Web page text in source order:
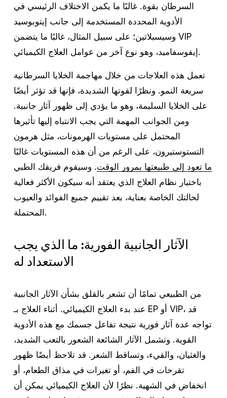
السرطان بقوة. غالبًا ما يكمن الاختلاف الرئيسي في
الأدوية المحددة المستخدمة إلى جانب إيتوبوسيد
وسيسبلاتين؛ على سبيل المثال، غالبًا ما يتضمن VIP
إيفوسفاميد، وهو نوع آخر من عوامل العلاج الكيميائي.
تعمل هذه العلاجات من خلال مهاجمة الخلايا السرطانية
سريعة النمو. ونظرًا لقوتها الشديدة، فإنها قد تؤثر أيضًا
على الخلايا السليمة، وهو ما يؤدي إلى ظهور آثار جانبية.
ومن الجوانب المهمة التي يجب الانتباه إليها تأثيرها
المحتمل على مستويات الهرمونات، مثل هرمون
التستوستيرون، على الرغم من أن هذه المستويات غالبًا
ما تعود إلى طبيعتها بمرور الوقت. وسيقوم فريقك الطبي
باختيار نظام العلاج الذي يعتقد أنه سيكون الأكثر فعالية
لحالتك الخاصة بعناية، بعد تقييم جميع الفوائد والعيوب
المحتملة.
الآثار الجانبية الفورية: ما الذي يجب
الاستعداد له
من الطبيعي تمامًا أن تشعر بالقلق بشأن الآثار الجانبية
عند بدء العلاج الكيميائي. أثناء العلاج بـ EP أو VIP، قد
تواجه عدة آثار فورية نتيجة تفاعل جسمك مع هذه الأدوية
القوية. وتشمل الآثار الشائعة الشعور بالتعب الشديد،
والغثيان، والقيء، وتساقط الشعر. قد تلاحظ أيضًا ظهور
تقرحات في الفم، أو تغيرات في مذاق الطعام، أو
انخفاض في الشهية. نظرًا لأن العلاج الكيميائي يمكن أن